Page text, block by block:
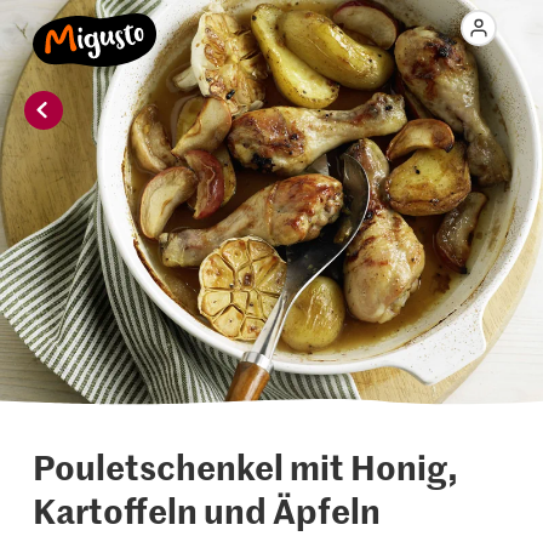
Pouletschenkel mit Honig,
Kartoffeln und Äpfeln